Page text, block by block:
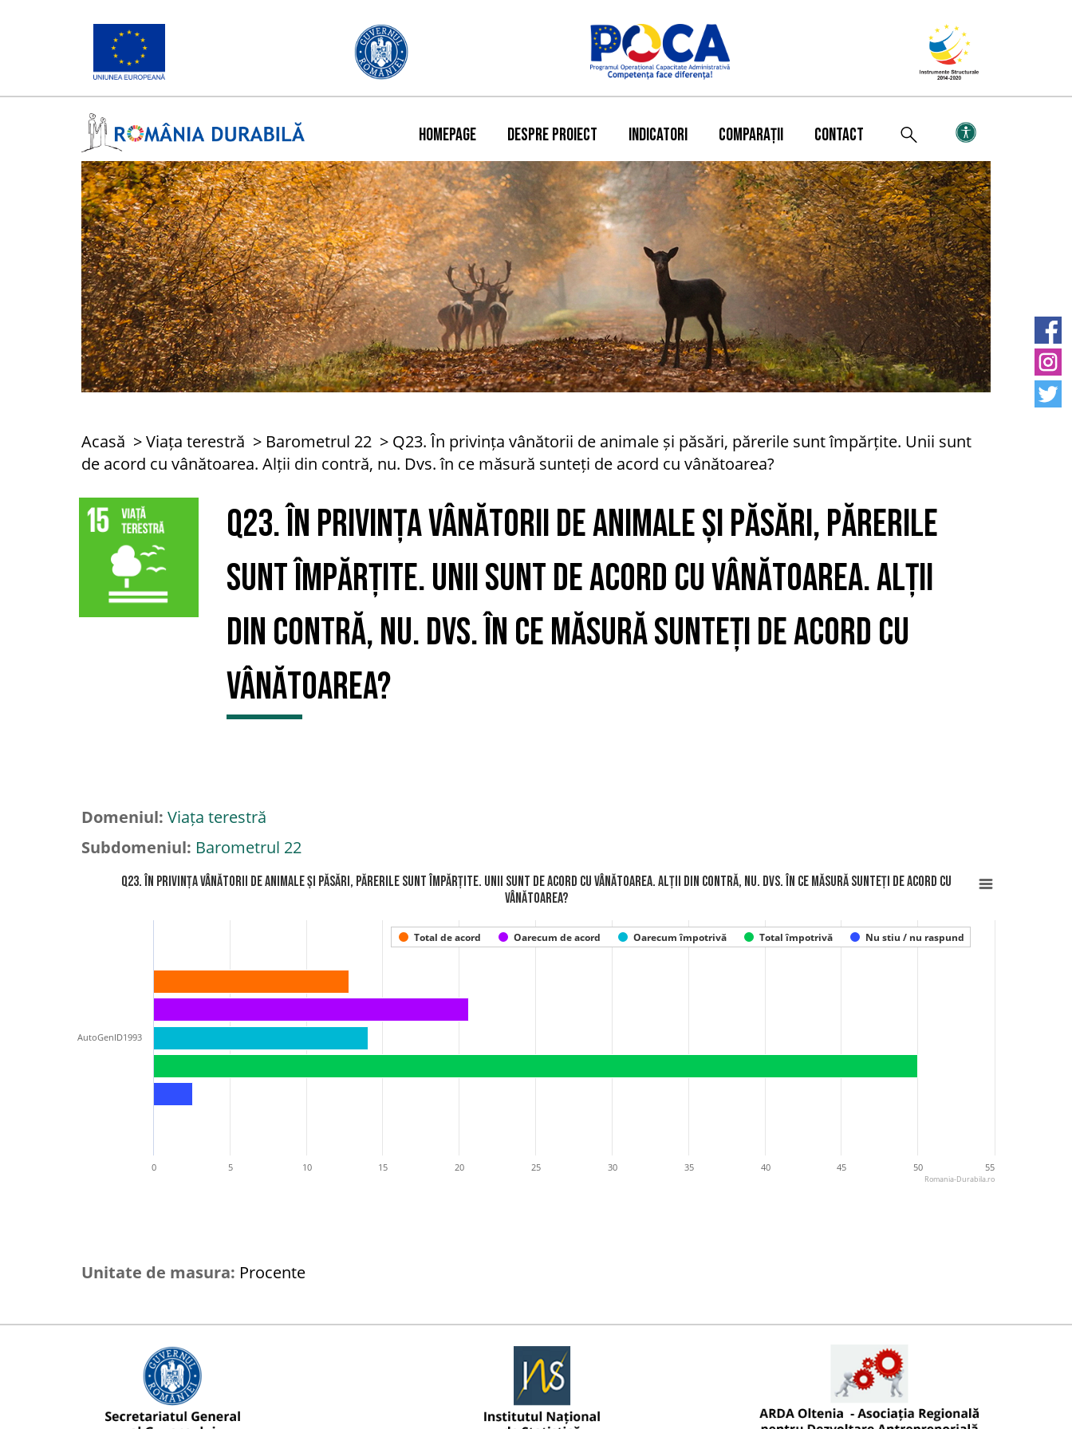
HOMEPAGE DESPRE PROIECT INDICATORI COMPARAȚII CONTACT
Acasă Viața terestră Barometrul 22
Q23. În privința vânătorii de animale și păsări, părerile sunt împărțite. Unii sunt
de acord cu vânătoarea. Alții din contră, nu. Dvs. în ce măsură sunteți de acord cu vânătoarea?
Q23. În privința vânătorii de animale și păsări, părerile
sunt împărțite. Unii sunt de acord cu vânătoarea. Alții
din contră, nu. Dvs. în ce măsură sunteți de acord cu
vânătoarea?
Domeniul: Viața terestră
Subdomeniul: Barometrul 22
Q23. În privința vânătorii de animale și păsări, părerile sunt împărțite. Unii sunt de acord cu vânătoarea. Alții din contră, nu. Dvs. în ce măsură sunteți de acord cu
vânătoarea?
Total de acord Oarecum de acord Oarecum împotrivă Total împotrivă Nu stiu / nu raspund
AutoGenID1993
0 10 20 30 40 50
5 15 25 35 45 55
Romania-Durabila.ro
Unitate de masura: Procente